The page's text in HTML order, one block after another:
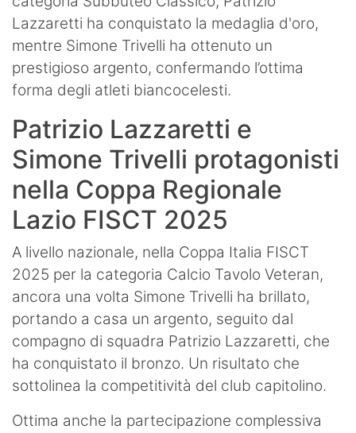
Lazzaretti ha conquistato la medaglia d'oro,
mentre Simone Trivelli ha ottenuto un
prestigioso argento, confermando l’ottima
forma degli atleti biancocelesti.
Patrizio Lazzaretti e
Simone Trivelli protagonisti
nella Coppa Regionale
Lazio FISCT 2025
A livello nazionale, nella Coppa Italia FISCT
2025 per la categoria Calcio Tavolo Veteran,
ancora una volta Simone Trivelli ha brillato,
portando a casa un argento, seguito dal
compagno di squadra Patrizio Lazzaretti, che
ha conquistato il bronzo. Un risultato che
sottolinea la competitività del club capitolino.
Ottima anche la partecipazione complessiva